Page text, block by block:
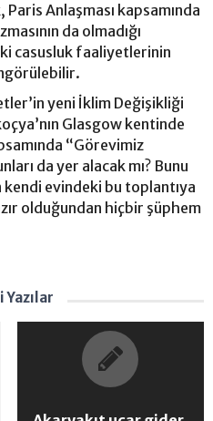
Anlaşması kapsamında
da olmadığı
casusluk faaliyetlerinin
yeni İklim Değişikliği
Glasgow kentinde
“Görevimiz
da yer alacak mı? Bunu
evindeki bu toplantıya
olduğundan hiçbir şüphem
Yazılar